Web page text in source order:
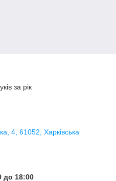
за рік
4, 61052, Харківська
до 18:00